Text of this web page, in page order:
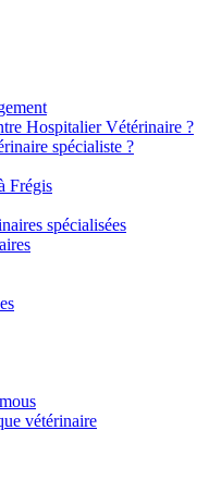
Hospitalier Vétérinaire ?
spécialiste ?
Frégis
spécialisées
vétérinaire